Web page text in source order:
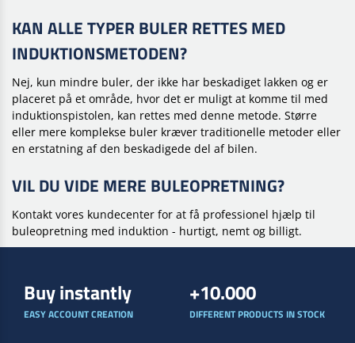
KAN ALLE TYPER BULER RETTES MED
INDUKTIONSMETODEN?
Nej, kun mindre buler, der ikke har beskadiget lakken og er
placeret på et område, hvor det er muligt at komme til med
induktionspistolen, kan rettes med denne metode. Større
eller mere komplekse buler kræver traditionelle metoder eller
en erstatning af den beskadigede del af bilen.
VIL DU VIDE MERE BULEOPRETNING?
Kontakt vores kundecenter for at få professionel hjælp til
buleopretning med induktion - hurtigt, nemt og billigt.
Buy instantly
EASY ACCOUNT CREATION
+10.000
DIFFERENT PRODUCTS IN STOCK